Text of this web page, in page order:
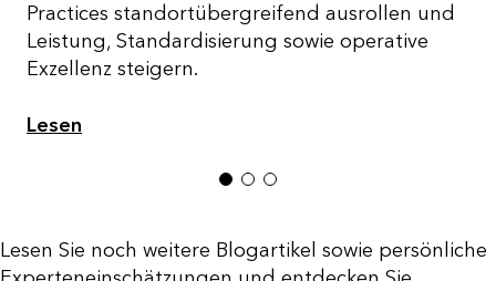
Practices standortübergreifend ausrollen und
Leistung, Standardisierung sowie operative
Exzellenz steigern.
Lesen
1 2 3
Lesen Sie noch weitere Blogartikel sowie persönliche